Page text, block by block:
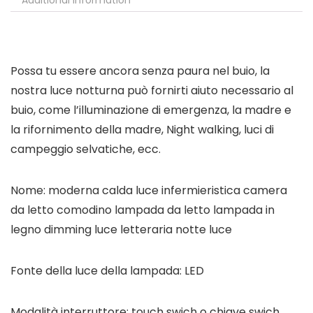
Possa tu essere ancora senza paura nel buio, la
nostra luce notturna può fornirti aiuto necessario al
buio, come l’illuminazione di emergenza, la madre e
la rifornimento della madre, Night walking, luci di
campeggio selvatiche, ecc.
Nome: moderna calda luce infermieristica camera
da letto comodino lampada da letto lampada in
legno dimming luce letteraria notte luce
Fonte della luce della lampada: LED